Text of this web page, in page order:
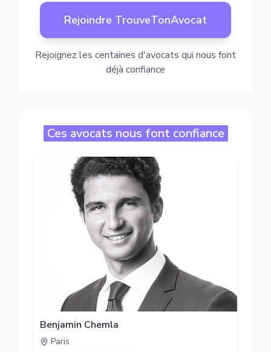
Rejoindre TrouveTonAvocat
Rejoignez les centaines d'avocats qui nous font
déjà confiance
Ces avocats nous font confiance
Benjamin Chemla
Paris